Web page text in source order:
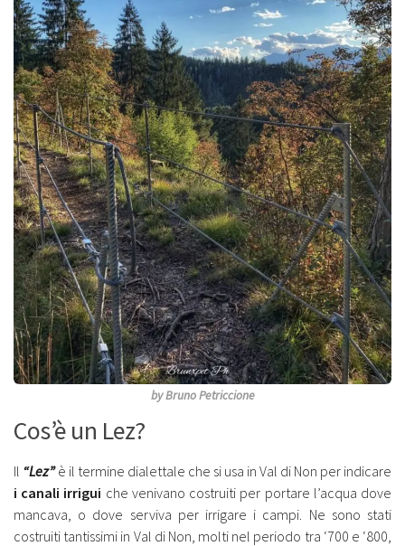
by Bruno Petriccione
Cos’è un Lez?
Il “Lez”è il termine dialettale che si usa in Val di Non per indicare
i canali irrigui che venivano costruiti per portare l’acqua dove
mancava, o dove serviva per irrigare i campi. Ne sono stati
costruiti tantissimi in Val di Non, molti nel periodo tra ‘700 e ‘800,